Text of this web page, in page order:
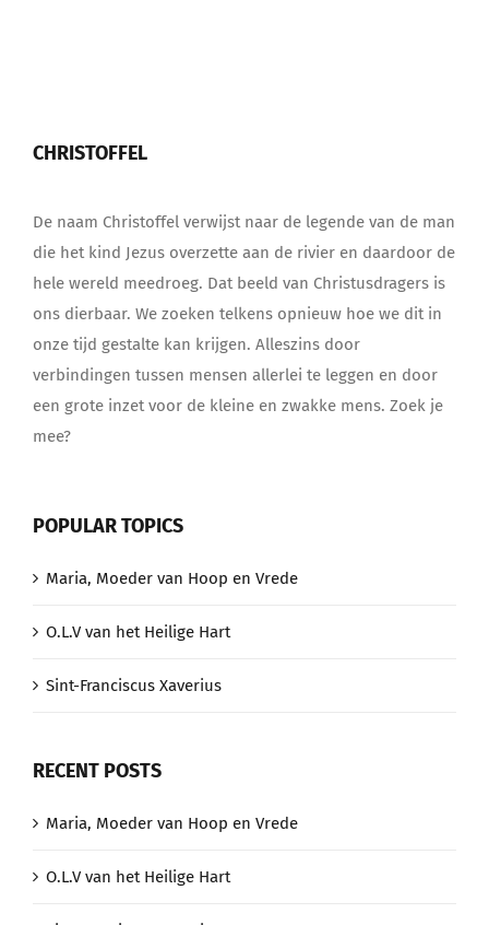
CHRISTOFFEL
De naam Christoffel verwijst naar de legende van de man
die het kind Jezus overzette aan de rivier en daardoor de
hele wereld meedroeg. Dat beeld van Christusdragers is
ons dierbaar. We zoeken telkens opnieuw hoe we dit in
onze tijd gestalte kan krijgen. Alleszins door
verbindingen tussen mensen allerlei te leggen en door
een grote inzet voor de kleine en zwakke mens. Zoek je
mee?
POPULAR TOPICS
Maria, Moeder van Hoop en Vrede
O.L.V van het Heilige Hart
Sint-Franciscus Xaverius
RECENT POSTS
Maria, Moeder van Hoop en Vrede
O.L.V van het Heilige Hart